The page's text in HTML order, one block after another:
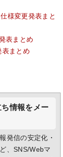
様変更発表まと
表まとめ
表まとめ
情報をメー
発信の安定化・
、SNS/Webマ